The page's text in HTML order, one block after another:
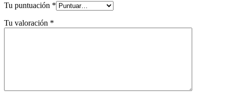
Tu puntuación *
Tu valoración *